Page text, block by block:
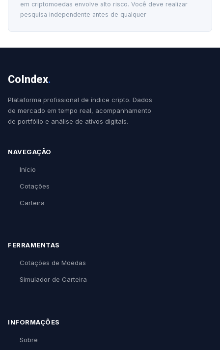
em criptomoedas envolve alto risco. Você deve realizar
pesquisa independente antes de qualquer
CoIndex.
Plataforma profissional de índice cripto. Dados
de mercado em tempo real, acompanhamento
de portfólio e análise de ativos digitais.
NAVEGAÇÃO
Início
Cotações
Carteira
FERRAMENTAS
Cotações de Moedas
Simulador de Carteira
INFORMAÇÕES
Sobre